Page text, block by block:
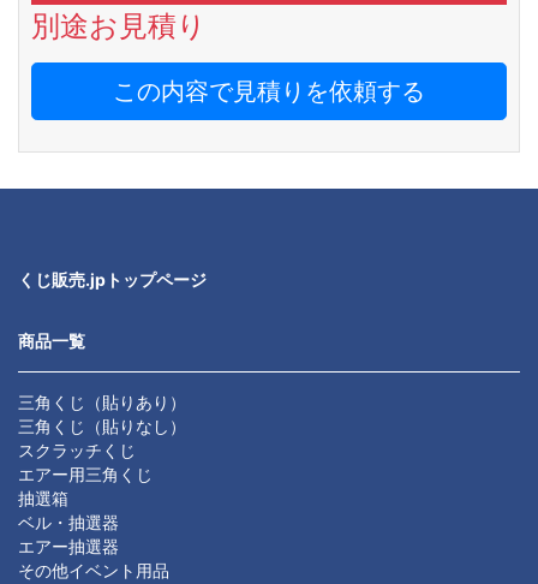
別途お見積り
この内容で見積りを依頼する
くじ販売.jpトップページ
商品一覧
三角くじ（貼りあり）
三角くじ（貼りなし）
スクラッチくじ
エアー用三角くじ
抽選箱
ベル・抽選器
エアー抽選器
その他イベント用品